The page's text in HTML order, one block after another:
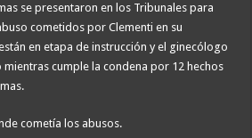
se presentaron en los Tribunales para
cometidos por Clementi en su
en etapa de instrucción y el ginecólogo
cumple la condena por 12 hechos
cometía los abusos.